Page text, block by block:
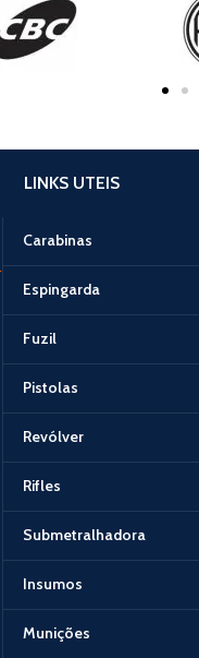
LINKS UTEIS
Carabinas
Espingarda
Fuzil
Pistolas
Revólver
Rifles
Submetralhadora
Insumos
Munições